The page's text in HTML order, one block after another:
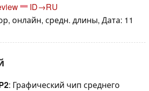
ID→RU
онлайн, средн. длины, Дата: 11
: Графический чип среднего